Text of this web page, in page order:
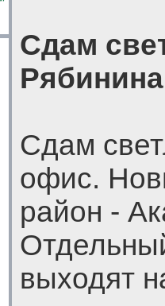
Сдам
Сдам
офис.
район -
выходят